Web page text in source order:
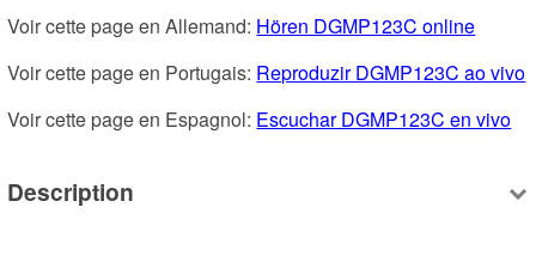
Voir cette page en Allemand: Hören DGMP123C online
Voir cette page en Portugais: Reproduzir DGMP123C ao vivo
Voir cette page en Espagnol: Escuchar DGMP123C en vivo
Description